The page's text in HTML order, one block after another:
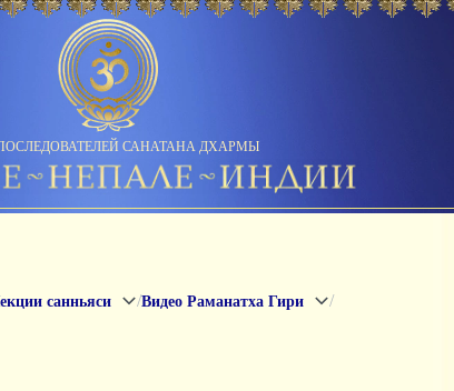
САНАТАНА ДХАРМЫ
санньяси /Видео Раманатха Гири /